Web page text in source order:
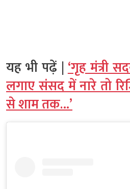
यह भी पढ़ें |‘गृह मंत्री
लगाए संसद में नारे तो
से शाम तक…’